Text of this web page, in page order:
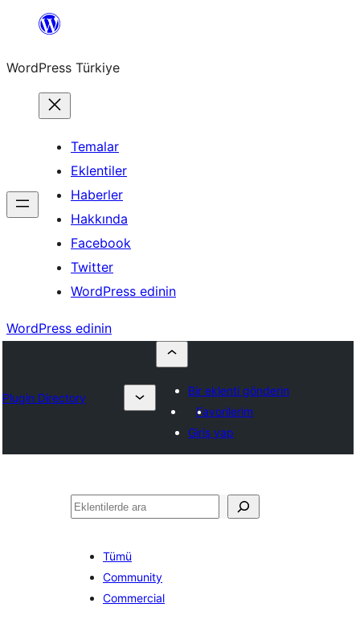
İçeriğe
WordPress Türkiye
Temalar
Eklentiler
Haberler
Hakkında
Facebook
Twitter
WordPress edinin
WordPress edinin
Plugin Directory
Bir eklenti gönderin
Favorilerim
Giriş yap
Ara
Tümü
Community
Commercial